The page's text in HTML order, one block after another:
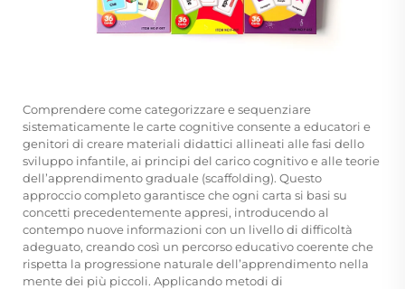
Comprendere come categorizzare e sequenziare
sistematicamente le carte cognitive consente a educatori e
genitori di creare materiali didattici allineati alle fasi dello
sviluppo infantile, ai principi del carico cognitivo e alle teorie
dell’apprendimento graduale (scaffolding). Questo
approccio completo garantisce che ogni carta si basi su
concetti precedentemente appresi, introducendo al
contempo nuove informazioni con un livello di difficoltà
adeguato, creando così un percorso educativo coerente che
rispetta la progressione naturale dell’apprendimento nella
mente dei più piccoli. Applicando metodi di